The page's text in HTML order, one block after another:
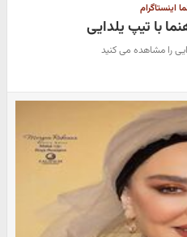
اینستاگرام
با تیپ یلدایی
را مشاهده می کنید